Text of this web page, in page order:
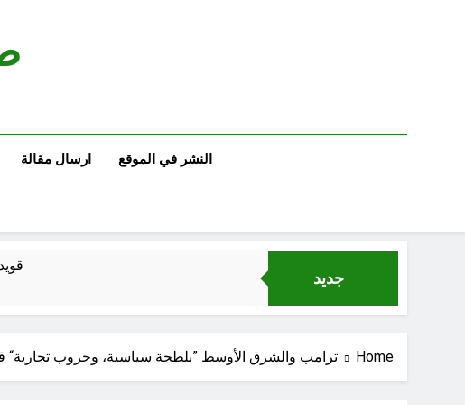
النشر في الموقع ارسال مقالة
جديد
الإنسان العراقي بين ضياع
Home ترامب والشرق الأوسط ”بلطجة سياسية، وحروب تجارية“